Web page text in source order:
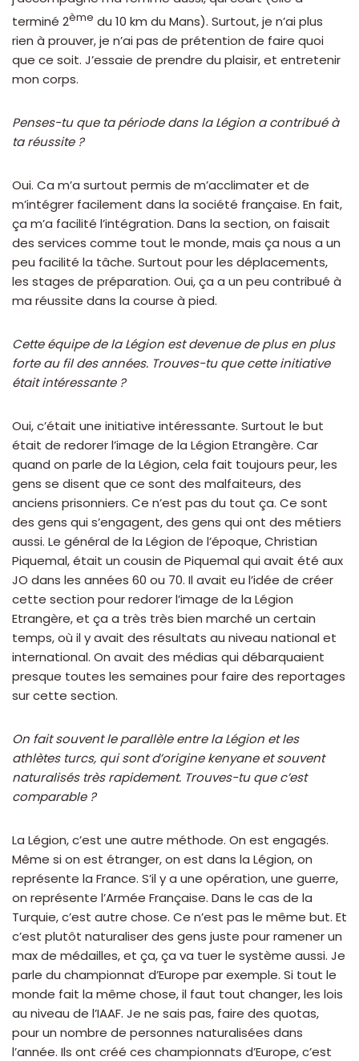
terminé 2ème du 10 km du Mans). Surtout, je n’ai plus
rien à prouver, je n’ai pas de prétention de faire quoi
que ce soit. J’essaie de prendre du plaisir, et entretenir
mon corps.
Penses-tu que ta période dans la Légion a contribué à
ta réussite ?
Oui. Ca m’a surtout permis de m’acclimater et de
m’intégrer facilement dans la société française. En fait,
ça m’a facilité l’intégration. Dans la section, on faisait
des services comme tout le monde, mais ça nous a un
peu facilité la tâche. Surtout pour les déplacements,
les stages de préparation. Oui, ça a un peu contribué à
ma réussite dans la course à pied.
Cette équipe de la Légion est devenue de plus en plus
forte au fil des années. Trouves-tu que cette initiative
était intéressante ?
Oui, c’était une initiative intéressante. Surtout le but
était de redorer l’image de la Légion Etrangère. Car
quand on parle de la Légion, cela fait toujours peur, les
gens se disent que ce sont des malfaiteurs, des
anciens prisonniers. Ce n’est pas du tout ça. Ce sont
des gens qui s’engagent, des gens qui ont des métiers
aussi. Le général de la Légion de l’époque, Christian
Piquemal, était un cousin de Piquemal qui avait été aux
JO dans les années 60 ou 70. Il avait eu l’idée de créer
cette section pour redorer l’image de la Légion
Etrangère, et ça a très très bien marché un certain
temps, où il y avait des résultats au niveau national et
international. On avait des médias qui débarquaient
presque toutes les semaines pour faire des reportages
sur cette section.
On fait souvent le parallèle entre la Légion et les
athlètes turcs, qui sont d’origine kenyane et souvent
naturalisés très rapidement. Trouves-tu que c’est
comparable ?
La Légion, c’est une autre méthode. On est engagés.
Même si on est étranger, on est dans la Légion, on
représente la France. S’il y a une opération, une guerre,
on représente l’Armée Française. Dans le cas de la
Turquie, c’est autre chose. Ce n’est pas le même but. Et
c’est plutôt naturaliser des gens juste pour ramener un
max de médailles, et ça, ça va tuer le système aussi. Je
parle du championnat d’Europe par exemple. Si tout le
monde fait la même chose, il faut tout changer, les lois
au niveau de l’IAAF. Je ne sais pas, faire des quotas,
pour un nombre de personnes naturalisées dans
l’année. Ils ont créé ces championnats d’Europe, c’est